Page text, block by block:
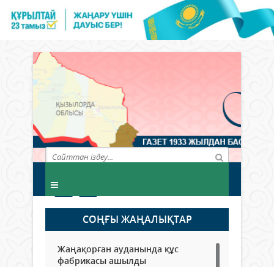
СОҢҒЫ ЖАҢАЛЫҚТАР
Жаңақорған ауданында құс
фабрикасы ашылды